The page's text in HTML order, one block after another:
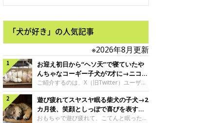
「犬が好き」の人気記事
※2026年8月更新
お迎え初日から“ヘソ天”で寝ていたや
んちゃなコーギー子犬が7才に→ニコニ
コ“コーギースマイル”が魅力のコに成
長！
ご紹介するのは、X（旧Twitter）ユーザー
＠Kus1oKg2vsgdWS2さんの愛犬でウェル
シュ・コーギー・ペンブロークの神楽ちゃ
ん。今年の8月で7才になるという神楽ちゃ
んですが、いったいどんな子犬時代を過ご
遊び疲れてスヤスヤ眠る柴犬の子犬→2
カ月後、笑顔としっぽで喜びを表すコ
に成長！
おもちゃで遊び疲れて、こてんと眠った子